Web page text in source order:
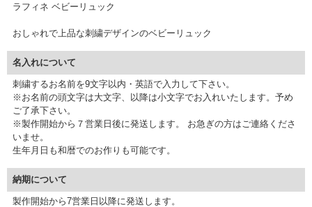
ラフィネ ベビーリュック
おしゃれで上品な刺繍デザインのベビーリュック
名入れについて
刺繍するお名前を9文字以内・英語で入力して下さい。
※お名前の頭文字は大文字、以降は小文字でお入れいたします。予め
ご了承下さい。
※製作開始から７営業日後に発送します。 お急ぎの方はご連絡くださ
いませ。
生年月日も和暦でのお作りも可能です。
納期について
製作開始から7営業日以降に発送します。